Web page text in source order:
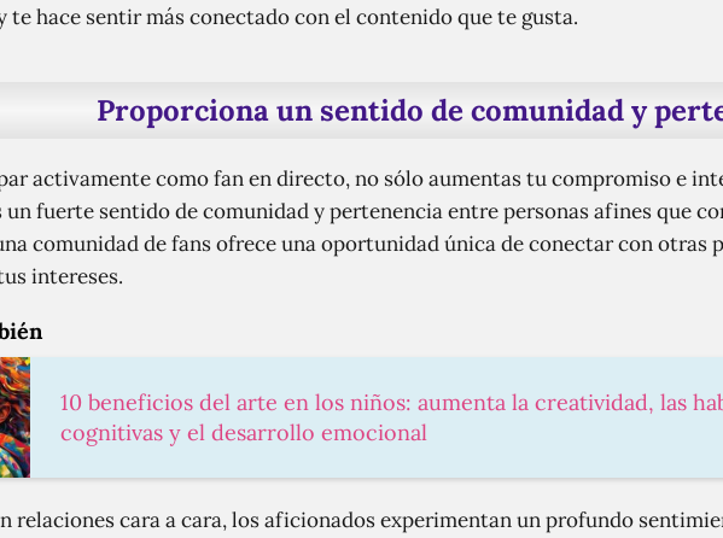
te hace sentir más conectado con el contenido que te gusta.
Proporciona un sentido de comunidad y
activamente como fan en directo, no sólo aumentas tu compromiso e
un fuerte sentido de comunidad y pertenencia entre personas afines que
comunidad de fans ofrece una oportunidad única de conectar con otras
intereses.
10 beneficios del arte en los niños: aumenta la creatividad, las
cognitivas y el desarrollo emocional
relaciones cara a cara, los aficionados experimentan un profundo